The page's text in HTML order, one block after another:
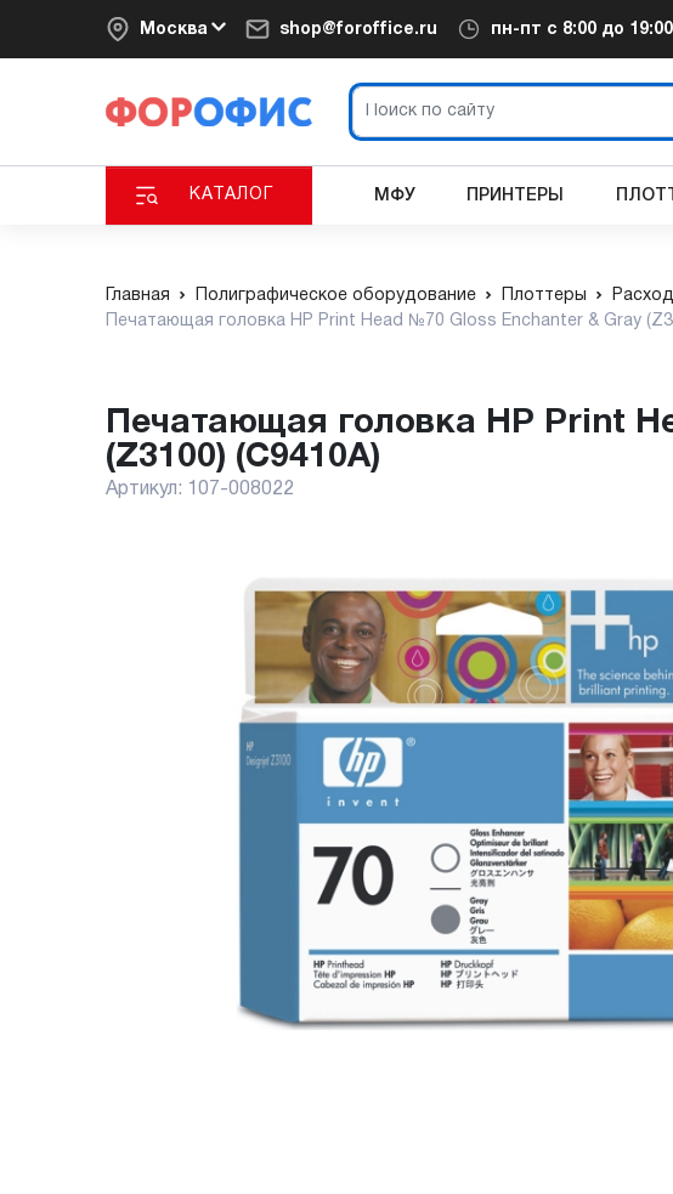
Москва shop@foroffice.ru пн-пт с 8:00 до 19:00
КАТАЛОГ МФУ ПРИНТЕРЫ
Главная Полиграфическое оборудование Плоттеры
Печатающая головка HP Print Head №70 Gloss Enchanter & Gray
Печатающая головка HP Print Head №70 Gloss Enchanter & Gray
(Z3100) (C9410A)
Артикул: 107-008022